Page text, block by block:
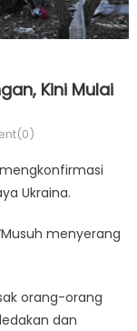
Kini Mulai
Ukraina.
menyerang
orang-orang
dan